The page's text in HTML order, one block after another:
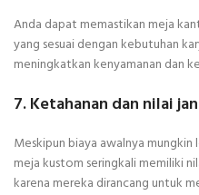
Anda dapat memastikan meja
yang sesuai dengan kebutuhan
meningkatkan kenyamanan dan
7. Ketahanan dan nilai
Meskipun biaya awalnya
meja kustom seringkali memiliki
karena mereka dirancang untuk